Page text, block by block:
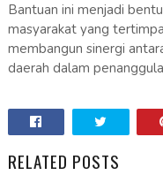
Bantuan ini menjadi
masyarakat yang
membangun sinergi
daerah dalam
RELATED POSTS